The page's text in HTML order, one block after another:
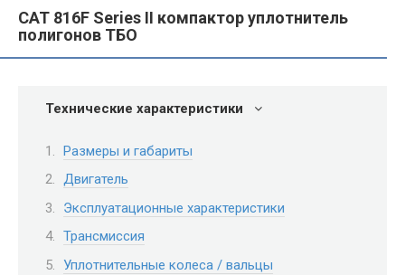
CAT 816F Series II компактор уплотнитель
полигонов ТБО
Технические характеристики
Размеры и габариты
Двигатель
Эксплуатационные характеристики
Трансмиссия
Уплотнительные колеса / вальцы